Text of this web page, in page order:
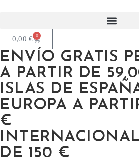
0,00 € 0
ENVÍO GRATIS
A PARTIR DE
ISLAS DE
EUROPA A
€
DE 150 €